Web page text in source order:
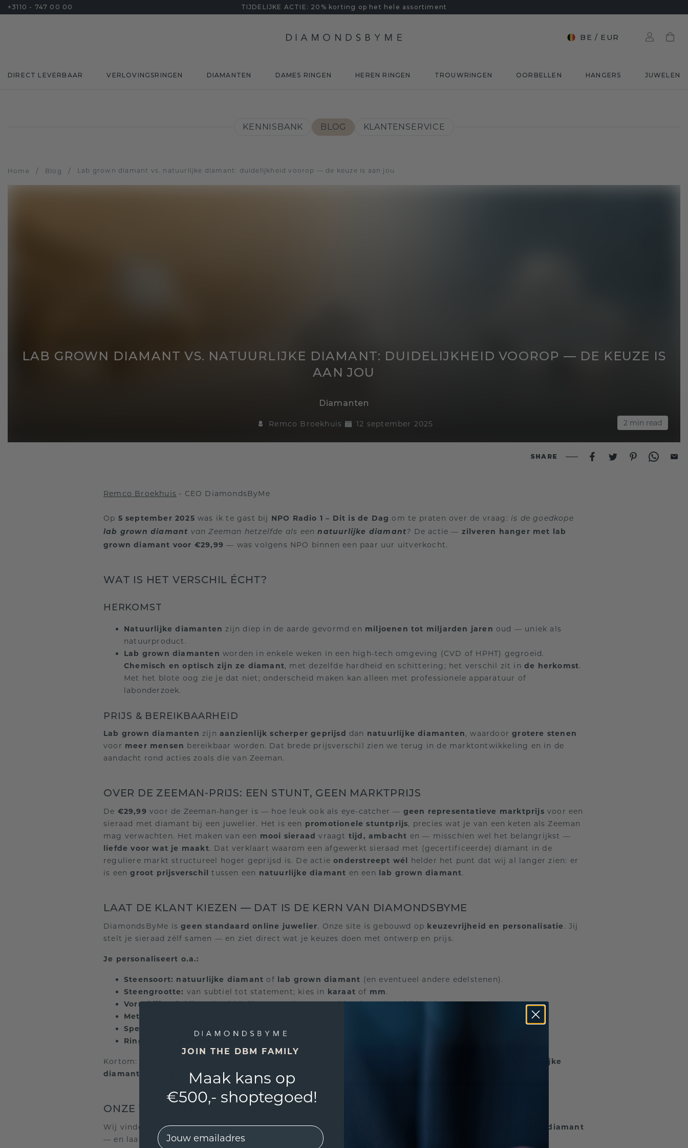
+3110 - 747 00 00 TIJDELIJKE ACTIE: 20% korting op het hele assortiment
BE / EUR
DIRECT LEVERBAAR VERLOVINGSRINGEN DIAMANTEN DAMES RINGEN HEREN RINGEN TROUWRINGEN OORBELLEN HANGERS JUWELEN
KENNISBANK BLOG KLANTENSERVICE
Home / Blog / Lab grown diamant vs. natuurlijke diamant: duidelijkheid voorop — de keuze is aan jou
2 min read
LAB GROWN DIAMANT VS. NATUURLIJKE DIAMANT: DUIDELIJKHEID VOOROP — DE KEUZE IS
AAN JOU
Diamanten
Remco Broekhuis 12 september 2025
SHARE
Remco Broekhuis • CEO DiamondsByMe
Op 5 september 2025 was ik te gast bij NPO Radio 1 – Dit is de Dag om te praten over de vraag: is de goedkope
lab grown diamant van Zeeman hetzelfde als eennatuurlijke diamant? De actie — zilveren hanger met lab
grown diamant voor €29,99 — was volgens NPO binnen een paar uur uitverkocht.
WAT IS HET VERSCHIL ÉCHT?
HERKOMST
Natuurlijke diamanten zijn diep in de aarde gevormd en miljoenen tot miljarden jaren oud — uniek als
natuurproduct.
Lab grown diamanten worden in enkele weken in een high-tech omgeving (CVD of HPHT) gegroeid.
Chemisch en optisch zijn ze diamant, met dezelfde hardheid en schittering; het verschil zit in de herkomst.
Met het blote oog zie je dat niet; onderscheid maken kan alleen met professionele apparatuur of
labonderzoek.
PRIJS & BEREIKBAARHEID
Lab grown diamanten zijnaanzienlijk scherper geprijsd dan natuurlijke diamanten, waardoorgrotere stenen
voor meer mensen bereikbaar worden. Dat brede prijsverschil zien we terug in de marktontwikkeling en in de
aandacht rond acties zoals die van Zeeman.
OVER DE ZEEMAN-PRIJS: EEN STUNT, GEEN MARKTPRIJS
De €29,99 voor de Zeeman-hanger is — hoe leuk ook als eye-catcher — geen representatieve marktprijs voor een
sieraad met diamant bij een juwelier. Het is een promotionele stuntprijs, precies wat je van een keten als Zeeman
mag verwachten. Het maken van een mooi sieraad vraagt tijd, ambacht en — misschien wel het belangrijkst —
liefde voor wat je maakt. Dat verklaart waarom een afgewerkt sieraad met (gecertificeerde) diamant in de
reguliere markt structureel hoger geprijsd is. De actieonderstreept wél helder het punt dat wij al langer zien: er
is eengroot prijsverschil tussen een natuurlijke diamant en een lab grown diamant.
LAAT DE KLANT KIEZEN — DAT IS DE KERN VAN DIAMONDSBYME
DiamondsByMe isgeen standaard online juwelier. Onze site is gebouwd op keuzevrijheid en personalisatie. Jij
stelt je sieraad zélf samen — en ziet direct wat je keuzes doen met ontwerp en prijs.
Je personaliseert o.a.:
Steensoort: natuurlijke diamant of lab grown diamant (en eventueel andere edelstenen).
Steengrootte: van subtiel tot statement; kies in karaat of mm.
Vorm/slijpsel:bijvoorbeeld briljant, ovaal, pear, cushion (waar beschikbaar).
Metaal:
Specificaties diamant: bijv. kleur/zuiverheid waar van toepassing.
Ringmaat & gravure:
Kortom:
natuurlijke
diamant
lab grown diamantbetreft.
ONZE VISIE BIJ DIAMONDSBYME
Wij vinden één ding cruciaal:wees glashelderover wat je verkoopt —
natuurlijke diamant
— en laat vervolgens deklant kiezen
JOIN THE DBM FAMILY
Maak kans op
€500,- shoptegoed!
EMail